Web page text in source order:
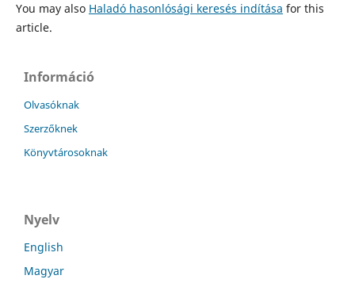
You may also Haladó hasonlósági keresés indítása for this
article.
Információ
Olvasóknak
Szerzőknek
Könyvtárosoknak
Nyelv
English
Magyar